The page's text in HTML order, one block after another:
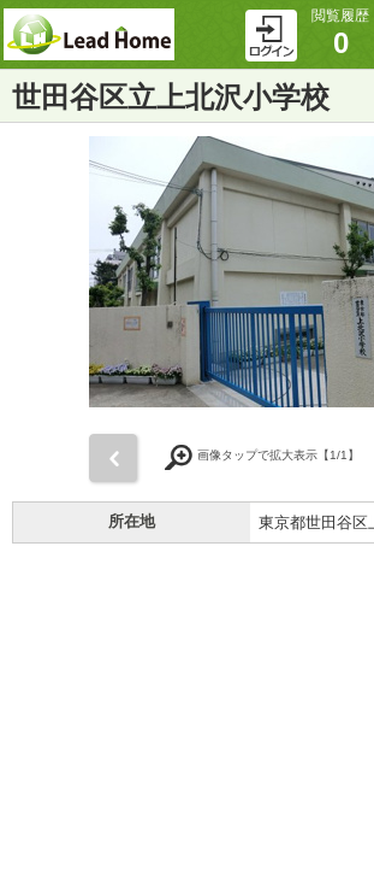
閲覧履歴
0
世田谷区立上北沢小学校
画像タップで拡大表示【1/1】
所在地 東京都世田谷区